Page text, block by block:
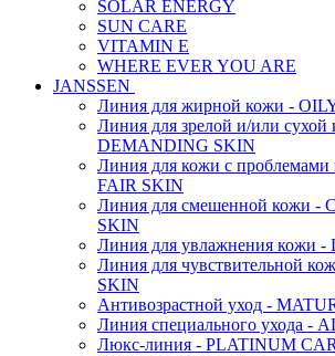
SOLAR ENERGY
SUN CARE
VITAMIN E
WHERE EVER YOU ARE
JANSSEN
Линия для жирной кожи -
Линия для зрелой и/или сухой
DEMANDING SKIN
Линия для кожи с проблемами
FAIR SKIN
Линия для смешенной кожи -
SKIN
Линия для увлажнения кожи -
Линия для чувствительной
SKIN
Антивозрастной уход -
Линия специального ухода -
Люкс-линия - PLATINUM